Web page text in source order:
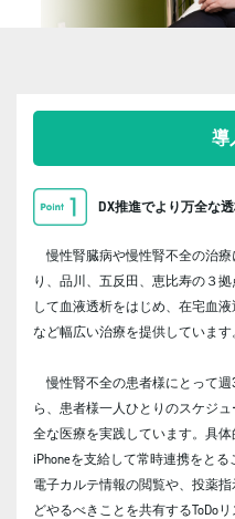
導
DX推進でより万全な
慢性腎臓病や慢性腎不全の治
り、品川、五反田、恵比寿の３
して血液透析をはじめ、在宅血
など幅広い治療を提供しています
慢性腎不全の患者様にとって週
ら、患者様一人ひとりのスケジ
全な医療を実践しています。具
iPhoneを支給して常時連携をと
電子カルテ情報の閲覧や、投薬
どやるべきことを共有するToDo